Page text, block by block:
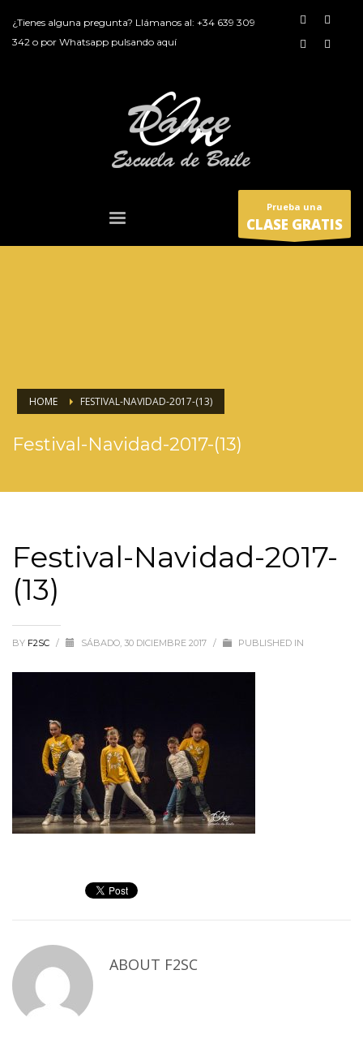
¿Tienes alguna pregunta? Llámanos al: +34 639 309
342 o por Whatsapp pulsando aquí
Prueba una
CLASE GRATIS
HOME FESTIVAL-NAVIDAD-2017-(13)
Festival-Navidad-2017-(13)
Festival-Navidad-2017-
(13)
BY F2SC / SÁBADO, 30 DICIEMBRE 2017 / PUBLISHED IN
ABOUT F2SC